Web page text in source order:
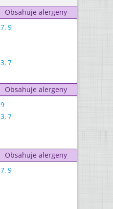
Obsahuje alergeny
7, 9
3, 7
Obsahuje alergeny
9
3, 7
Obsahuje alergeny
7, 9